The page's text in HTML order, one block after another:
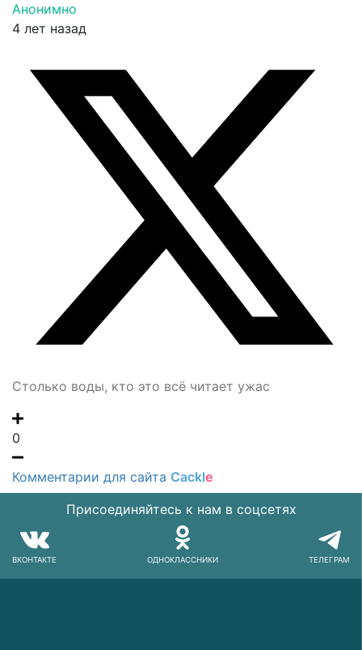
Анонимно
4 лет назад
Столько воды, кто это всё читает ужас
0
Комментарии для сайта Cackle
Присоединяйтесь к нам в соцсетях
ВКОНТАКТЕ ОДНОКЛАССНИКИ ТЕЛЕГРАМ